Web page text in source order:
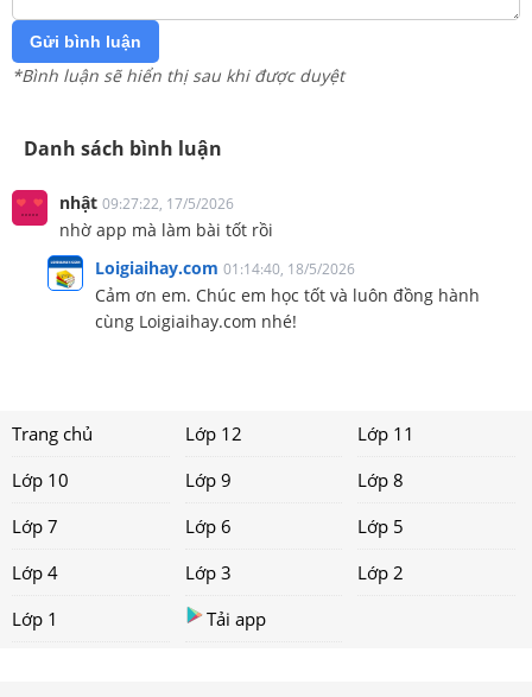
Gửi bình luận
*Bình luận sẽ hiển thị sau khi được duyệt
Danh sách bình luận
nhật 09:27:22, 17/5/2026
nhờ app mà làm bài tốt rồi
Loigiaihay.com 01:14:40, 18/5/2026
Cảm ơn em. Chúc em học tốt và luôn đồng hành
cùng Loigiaihay.com nhé!
Trang chủ Lớp 12
Lớp 11
Lớp 10
Lớp 9
Lớp 8
Lớp 7
Lớp 6
Lớp 5
Lớp 4
Lớp 3
Lớp 2
Lớp 1
Tải app